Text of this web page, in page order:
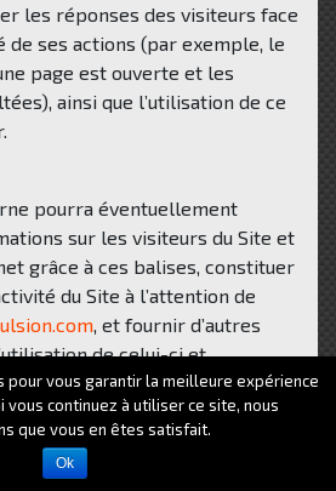
les réponses des visiteurs face
de ses actions (par exemple, le
page est ouverte et les
ainsi que l’utilisation de ce
pourra éventuellement
sur les visiteurs du Site et
grâce à ces balises, constituer
du Site à l’attention de
, et fournir d’autres
de celui-ci et
pour vous garantir la meilleure expérience
vous continuez à utiliser ce site, nous
que vous en êtes satisfait.
Ok